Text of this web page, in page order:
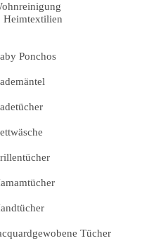
Heimtextilien
Ponchos
Tücher